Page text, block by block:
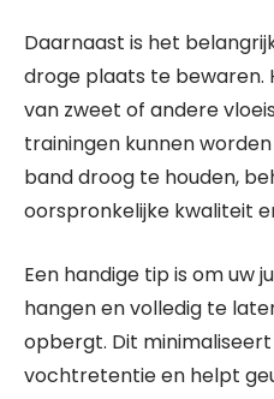
Daarnaast is het
droge plaats te bewaren.
van zweet of andere
trainingen kunnen
band droog te houden,
oorspronkelijke kwaliteit
Een handige tip is om uw
hangen en volledig te
opbergt. Dit
vochtretentie en helpt